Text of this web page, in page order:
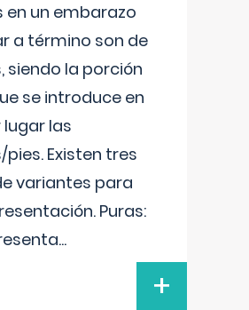
en un embarazo
a término son de
siendo la porción
se introduce en
las
Existen tres
variantes para
Puras:
...
+